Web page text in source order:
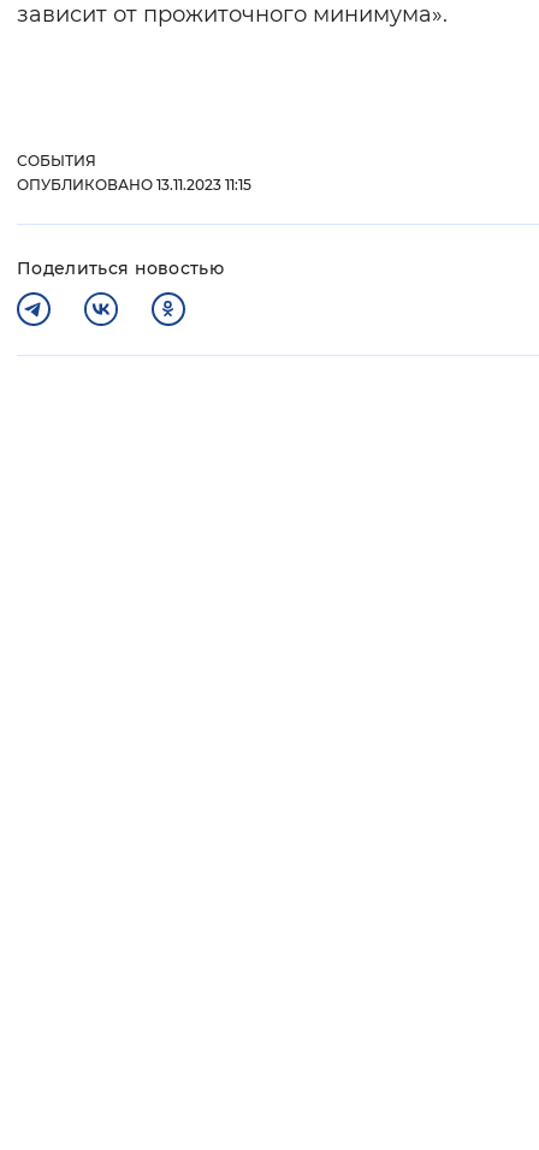
зависит от прожиточного минимума».
СОБЫТИЯ
ОПУБЛИКОВАНО 13.11.2023 11:15
Поделиться новостью